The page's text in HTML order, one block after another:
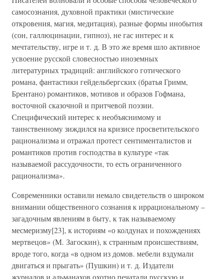
самосознания, духовной практики (мистические
откровения, магия, медитация), разные формы инобытия
(сон, галлюцинации, гипноз), не гас интерес и к
мечтательству, игре и т. д. В это же время шло активное
усвоение русской словесностью иноземных
литературных традиций: английского готического
романа, фантастики гейдельбергских (братья Гримм,
Брентано) романтиков, мотивов и образов Гофмана,
восточной сказочной и притчевой поэзии.
Специфический интерес к необъяснимому и
таинственному зиждился на кризисе просветительского
рационализма и отражал протест сентименталистов и
романтиков против господства в культуре «так
называемой рассудочности, то есть ограниченного
рационализма».
Современники оставили немало свидетельств о широком
внимании общественного сознания к иррациональному –
загадочным явлениям в быту, к так называемому
месмеризму[23], к историям «о колдунах и похождениях
мертвецов» (М. Загоскин), к странным происшествиям,
вроде того, когда «в одном из домов. мебели вздумали
двигаться и прыгать» (Пушкин) и т. д. Издатели
журналов и альманахов охотно печатали русскую и